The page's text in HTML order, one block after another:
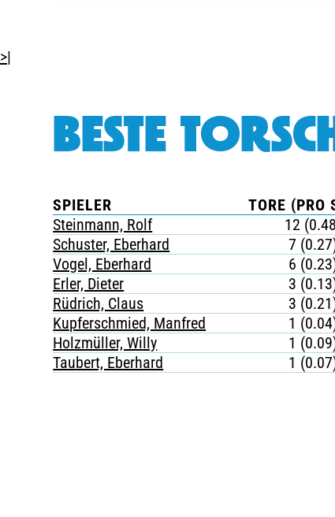
>|
BESTE
SPIELER TORE (PRO
Steinmann, Rolf
12
Schuster, Eberhard
7
Vogel, Eberhard
6
Erler, Dieter
3
Rüdrich, Claus
3
Kupferschmied, Manfred
1
Holzmüller, Willy
1
Taubert, Eberhard
1